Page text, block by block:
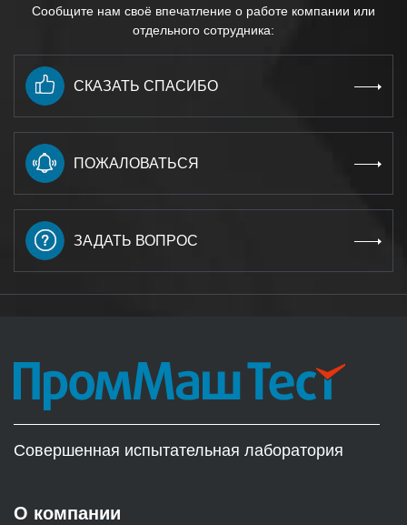
Сообщите нам своё впечатление о работе компании или
отдельного сотрудника:
СКАЗАТЬ СПАСИБО
ПОЖАЛОВАТЬСЯ
ЗАДАТЬ ВОПРОС
Совершенная испытательная лаборатория
О компании